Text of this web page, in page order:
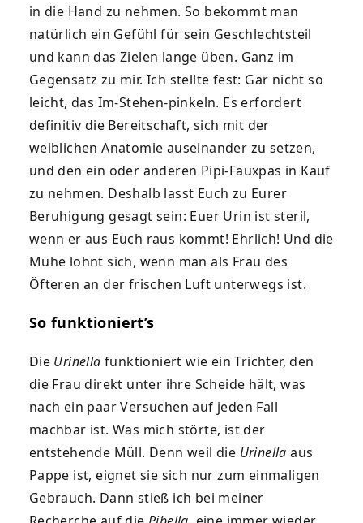
in die Hand zu nehmen. So bekommt man
natürlich ein Gefühl für sein Geschlechtsteil
und kann das Zielen lange üben. Ganz im
Gegensatz zu mir. Ich stellte fest: Gar nicht so
leicht, das Im-Stehen-pinkeln. Es erfordert
definitiv die Bereitschaft, sich mit der
weiblichen Anatomie auseinander zu setzen,
und den ein oder anderen Pipi-Fauxpas in Kauf
zu nehmen. Deshalb lasst Euch zu Eurer
Beruhigung gesagt sein: Euer Urin ist steril,
wenn er aus Euch raus kommt! Ehrlich! Und die
Mühe lohnt sich, wenn man als Frau des
Öfteren an der frischen Luft unterwegs ist.
So funktioniert’s
Die Urinella funktioniert wie ein Trichter, den
die Frau direkt unter ihre Scheide hält, was
nach ein paar Versuchen auf jeden Fall
machbar ist. Was mich störte, ist der
entstehende Müll. Denn weil die Urinella aus
Pappe ist, eignet sie sich nur zum einmaligen
Gebrauch. Dann stieß ich bei meiner